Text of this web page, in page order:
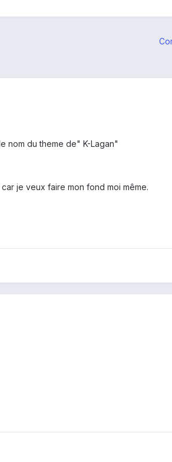
nom du theme de" K-Lagan"
je veux faire mon fond moi même.